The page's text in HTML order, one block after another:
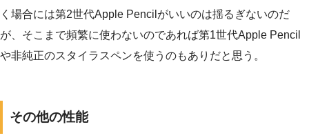
く場合には第2世代Apple Pencilがいいのは揺るぎないのだ
が、そこまで頻繁に使わないのであれば第1世代Apple Pencil
や非純正のスタイラスペンを使うのもありだと思う。
その他の性能